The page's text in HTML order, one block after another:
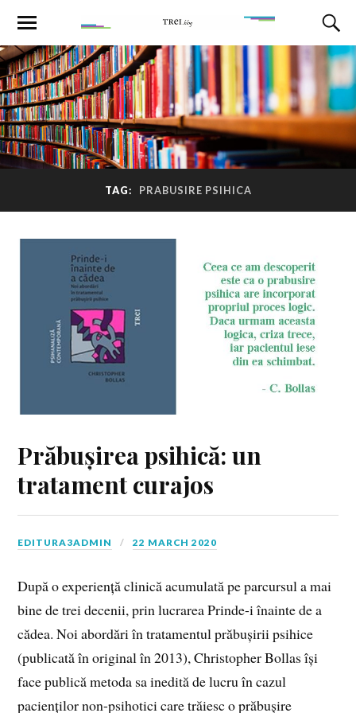
TAG: PRABUSIRE PSIHICA
Prăbușirea psihică: un
tratament curajos
EDITURA3ADMIN 22 MARCH 2020
După o experiență clinică acumulată pe parcursul a mai
bine de trei decenii, prin lucrarea Prinde-i înainte de a
cădea. Noi abordări în tratamentul prăbușirii psihice
(publicată în original în 2013), Christopher Bollas își
face publică metoda sa inedită de lucru în cazul
pacienților non-psihotici care trăiesc o prăbușire